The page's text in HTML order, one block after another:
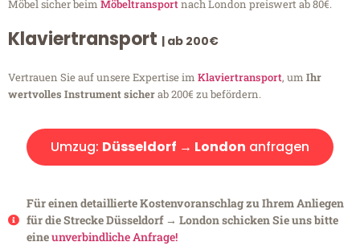
Möbel sicher beim Möbeltransportnach London preiswert ab 80€.
Klaviertransport | ab 200€
Vertrauen Sie auf unsere Expertise im Klaviertransport, um Ihr
wertvolles Instrument sicherab 200€ zu befördern.
Umzug: Düsseldorf → London anfragen
Für einen detaillierte Kostenvoranschlag zu Ihrem Anliegen
für die Strecke Düsseldorf → London schicken Sie uns bitte
eineunverbindliche Anfrage!